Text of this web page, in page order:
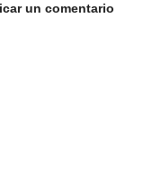
un comentario